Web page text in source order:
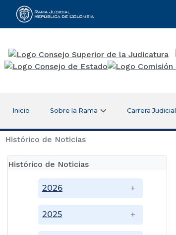
Rama Judicial
Inicio Sobre la Rama Carrera Judicial
Histórico de Noticias
Histórico de Noticias
2025
2026